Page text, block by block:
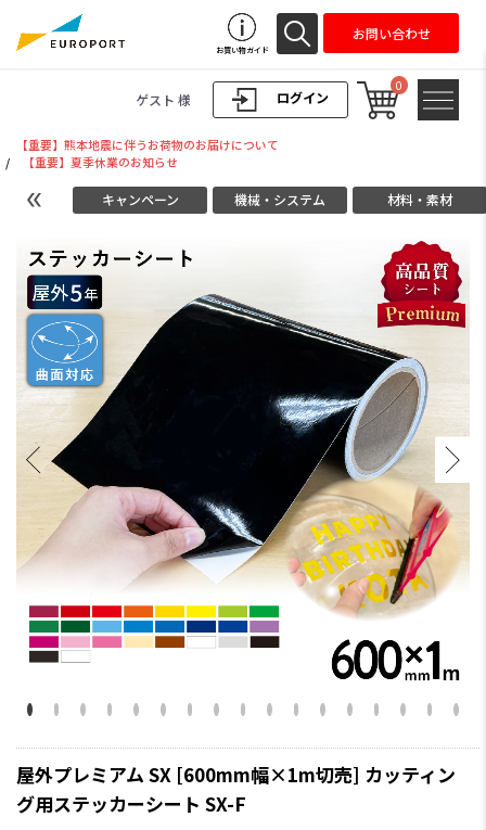
ログイン
ゲスト 様
0
お買い物ガイド
お問い合わせ
【重要】熊本地震に伴うお荷物のお届けについて
/
【重要】夏季休業のお知らせ
キャンペーン 機械・システム 材料・素材
屋外プレミアム SX [600mm幅×1m切売] カッティン
グ用ステッカーシート SX-F